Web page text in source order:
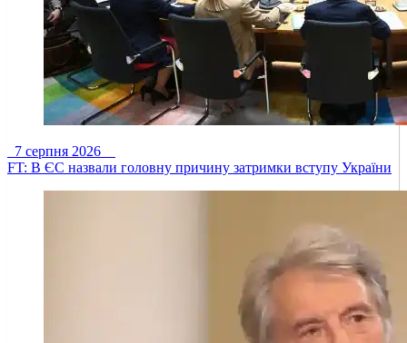
7 серпня 2026
FT: В ЄС назвали головну причину затримки вступу України